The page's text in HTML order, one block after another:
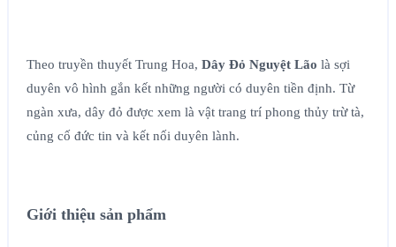
Theo truyền thuyết Trung Hoa, Dây Đỏ Nguyệt Lão là sợi
duyên vô hình gắn kết những người có duyên tiền định. Từ
ngàn xưa, dây đỏ được xem là vật trang trí phong thủy trừ tà,
củng cố đức tin và kết nối duyên lành.
Giới thiệu sản phẩm